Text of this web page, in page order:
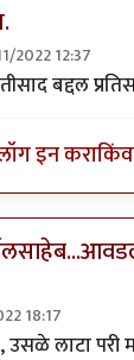
2022 12:37
बद्दल
इन करा
18:17
लाटा परी